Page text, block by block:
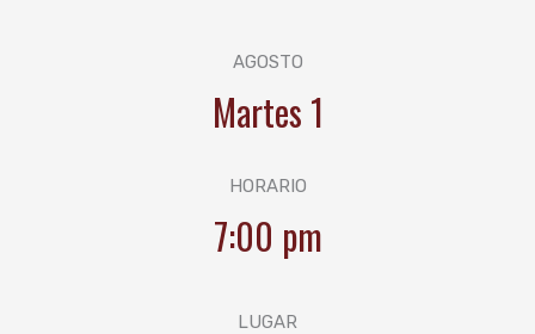
AGOSTO
Martes 1
HORARIO
7:00 pm
LUGAR